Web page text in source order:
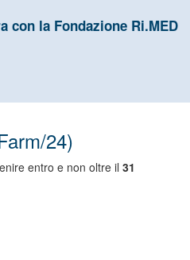
con la Fondazione Ri.MED
24)
entro e non oltre il 31